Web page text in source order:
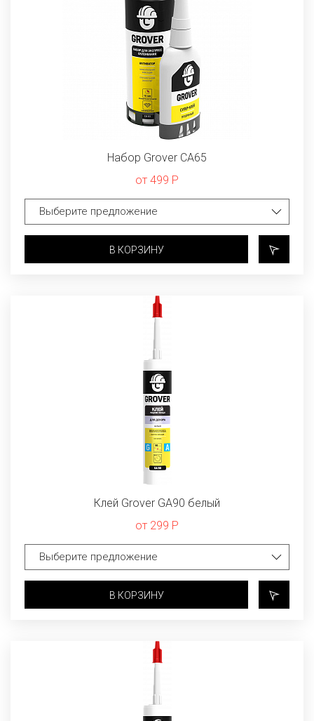
Набор Grover CA65
от 499 Р
В КОРЗИНУ
Клей Grover GA90 белый
от 299 Р
В КОРЗИНУ